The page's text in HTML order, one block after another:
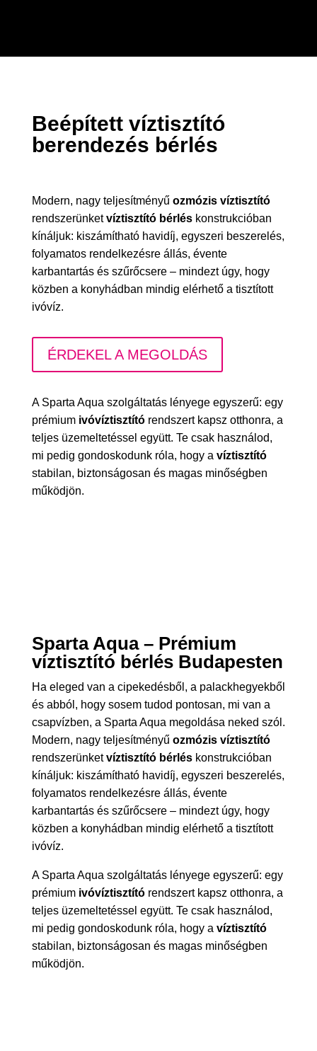
Beépített víztisztító
berendezés bérlés
Modern, nagy teljesítményű ozmózis víztisztító
rendszerünketvíztisztító bérléskonstrukcióban
kínáljuk: kiszámítható havidíj, egyszeri beszerelés,
folyamatos rendelkezésre állás, évente
karbantartás és szűrőcsere – mindezt úgy, hogy
közben a konyhádban mindig elérhető a tisztított
ivóvíz.
ÉRDEKEL A MEGOLDÁS
A Sparta Aqua szolgáltatás lényege egyszerű: egy
prémium ivóvíztisztítórendszert kapsz otthonra, a
teljes üzemeltetéssel együtt. Te csak használod,
mi pedig gondoskodunk róla, hogy a víztisztító
stabilan, biztonságosan és magas minőségben
működjön.
Sparta Aqua – Prémium
víztisztító bérlés Budapesten
Ha eleged van a cipekedésből, a palackhegyekből
és abból, hogy sosem tudod pontosan, mi van a
csapvízben, a Sparta Aqua megoldása neked szól.
Modern, nagy teljesítményű ozmózis víztisztító
rendszerünketvíztisztító bérléskonstrukcióban
kínáljuk: kiszámítható havidíj, egyszeri beszerelés,
folyamatos rendelkezésre állás, évente
karbantartás és szűrőcsere – mindezt úgy, hogy
közben a konyhádban mindig elérhető a tisztított
ivóvíz.
A Sparta Aqua szolgáltatás lényege egyszerű: egy
prémium ivóvíztisztítórendszert kapsz otthonra, a
teljes üzemeltetéssel együtt. Te csak használod,
mi pedig gondoskodunk róla, hogy a víztisztító
stabilan, biztonságosan és magas minőségben
működjön.